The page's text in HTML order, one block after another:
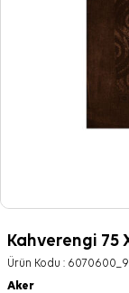
Kahverengi 75
Ürün Kodu :
Aker